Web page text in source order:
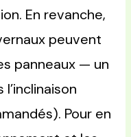
En revanche,
peuvent
panneaux — un
Pour en